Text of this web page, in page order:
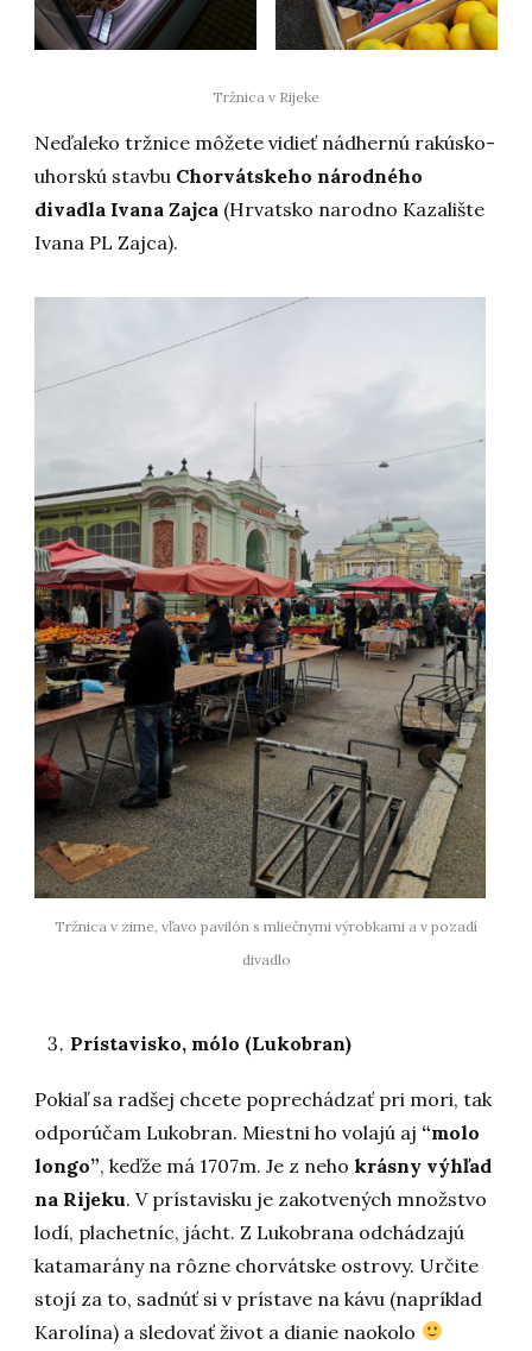
Tržnica v Rijeke
Neďaleko tržnice môžete vidieť nádhernú rakúsko-
uhorskú stavbu Chorvátskeho národného
divadla Ivana Zajca (Hrvatsko narodno Kazalište
Ivana PL Zajca).
Tržnica v zime, vľavo pavilón s mliečnymi výrobkami a v pozadí
divadlo
Prístavisko, mólo (Lukobran)
Pokiaľ sa radšej chcete poprechádzať pri mori, tak
odporúčam Lukobran. Miestni ho volajú aj “molo
longo”, keďže má 1707m. Je z nehokrásny výhľad
na Rijeku. V prístavisku je zakotvených množstvo
lodí, plachetníc, jácht. Z Lukobrana odchádzajú
katamarány na rôzne chorvátske ostrovy. Určite
stojí za to, sadnúť si v prístave na kávu (napríklad
Karolína) a sledovať život a dianie naokolo